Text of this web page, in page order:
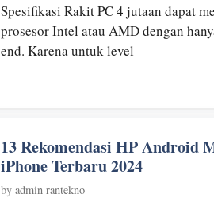
Spesifikasi Rakit PC 4 jutaan dapat
prosesor Intel atau AMD dengan
end. Karena untuk level
13 Rekomendasi HP Android
iPhone Terbaru 2024
by admin rantekno